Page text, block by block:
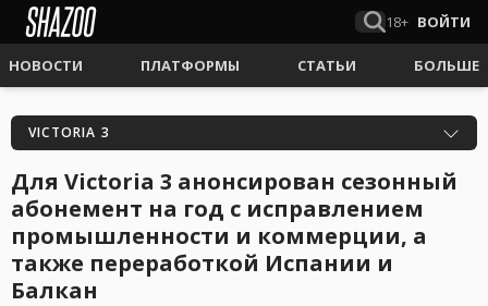
18+ ВОЙТИ
НОВОСТИ ПЛАТФОРМЫ СТАТЬИ БОЛЬШЕ
VICTORIA 3
Для Victoria 3 анонсирован сезонный
абонемент на год с исправлением
промышленности и коммерции, а
также переработкой Испании и
Балкан